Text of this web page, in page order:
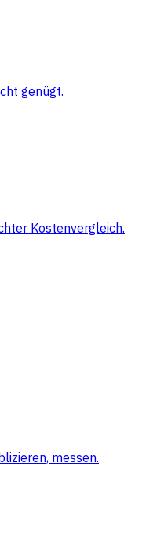
genügt.
Kostenvergleich.
messen.